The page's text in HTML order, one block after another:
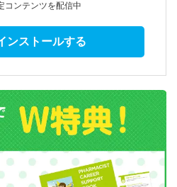
コンテンツを配信中
ンストールする